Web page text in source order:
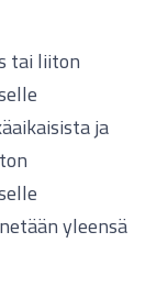
tai liiton
ja
yleensä